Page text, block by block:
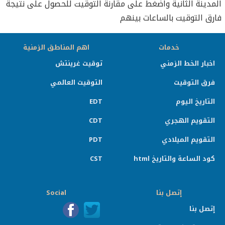
المدينة الثانية واضغط على مقارنة التوقيت للحصول على نتيجة
فارق التوقيت بالساعات بينهم
خدمات
اخبار الخط الزمني
فرق التوقيت
التاريخ اليوم
التقويم الهجري
التقويم الميلادي
كود الساعة والتاريخ html
اهم المناطق الزمنية
توقيت غرينتش
التوقيت العالمي
EDT
CDT
PDT
CST
إتصل بنا
إتصل بنا
Social